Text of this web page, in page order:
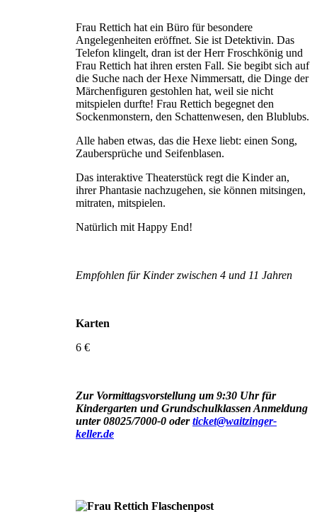
Frau Rettich hat ein Büro für besondere
Angelegenheiten eröffnet. Sie ist Detektivin. Das
Telefon klingelt, dran ist der Herr Froschkönig und
Frau Rettich hat ihren ersten Fall. Sie begibt sich auf
die Suche nach der Hexe Nimmersatt, die Dinge der
Märchenfiguren gestohlen hat, weil sie nicht
mitspielen durfte! Frau Rettich begegnet den
Sockenmonstern, den Schattenwesen, den Blublubs.
Alle haben etwas, das die Hexe liebt: einen Song,
Zaubersprüche und Seifenblasen.
Das interaktive Theaterstück regt die Kinder an,
ihrer Phantasie nachzugehen, sie können mitsingen,
mitraten, mitspielen.
Natürlich mit Happy End!
Empfohlen für Kinder zwischen 4 und 11 Jahren
Karten
6 €
Zur Vormittagsvorstellung um 9:30 Uhr für
Kindergarten und Grundschulklassen Anmeldung
unter 08025/7000-0 oderticket@waitzinger-
keller.de